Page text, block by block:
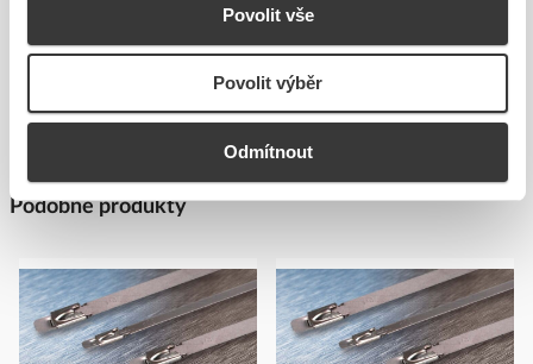
Povolit vše
Povolit výběr
Odmítnout
Podobné produkty